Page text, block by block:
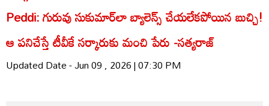
Peddi: గురువు సుకుమార్‌లా బ్యాలెన్స్ చేయలేకపోయిన బుచ్చి!
ఆ పనిచేస్తే టీవీకే సర్కారుకు మంచి పేరు -సత్యరాజ్
Updated Date - Jun 09 , 2026 | 07:30 PM